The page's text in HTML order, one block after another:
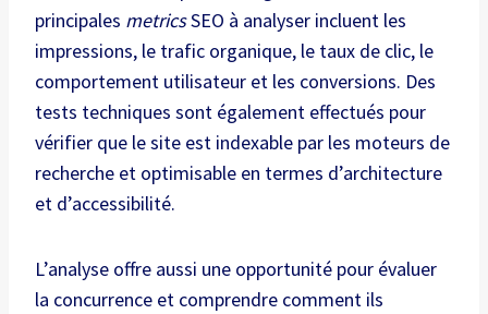
principales metricsSEO à analyser incluent les
impressions, le trafic organique, le taux de clic, le
comportement utilisateur et les conversions. Des
tests techniques sont également effectués pour
vérifier que le site est indexable par les moteurs de
recherche et optimisable en termes d’architecture
et d’accessibilité.
L’analyse offre aussi une opportunité pour évaluer
la concurrence et comprendre comment ils